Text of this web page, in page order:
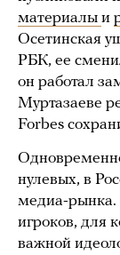
материалы и
Осетинская
РБК, ее
он работал
Муртазаеве
Forbes
нулевых, в
медиа-рынка.
игроков, для
важной